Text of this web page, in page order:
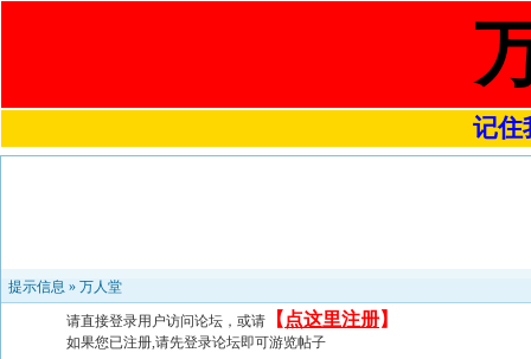
记住
提示信息 » 万人堂
请直接登录用户访问论坛，或请 【 点这里注册】
如果您已注册,请先登录论坛即可游览帖子